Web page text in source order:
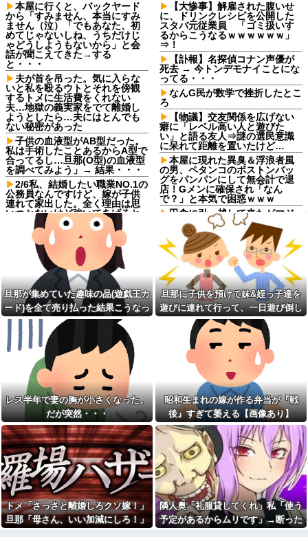
本屋に行くと、バックヤード
から「すみません、本当にすみ
ません（泣）「でもあなた、初
めてじゃないしね、うちだけじ
ゃどうしようもないから」と会
話が聞こえてきた→する
と・・・
夫が首を吊った。気に入らな
いと私を殴るウトとそれを傍観
するトメに生活費をくれない
夫…地獄の義実家をでて離婚し
ようとしたら…夫にはとんでも
ない秘密があった
子供の血液型がAB型だった。
私は手術したことあるからA型で
合ってるし…旦那(O型)の血液型
を調べてみよう」→ 結果・・・
2/6私、結婚したい職業NO.1の
公務員なんですけど、嫁が子供
連れて家出した。全く理由は思
いつかないけど強いてあげると
すれば母のせいかもしれない。
嫁のせいでアトピー悪化しそう
スーパーで小エビの天ぷら
（１２尾入り４８０円）を買っ
た。レジ係の人「５７６０円で
す」私「えっ！？間違いじゃな
いですか？」レジ「いや、４８...
ミスドで隣の席の女性二人の
会話が聞こえてきた。その内容
が、旦那と離婚したくてでっち
上げのDV証拠を...
出された物を食べずに文句ば
っかりの子供にうんざり。もう
毎日冷凍チャーハンとコーンフ
レークでいいかな？
【画像】居酒屋さん、6人で長
居して会計4939円しか使わない
客にお気持ち表明してしまう←
コレどっちが悪いん
や？？？？？？
イーロン・マスク「中国のロ
ボットはデタラメで遠隔操作し
てるだけ」
【超朗報】スクールドッグを
導入した学校、不登校が激減
→JK「犬のために学校行きたく
なる」
【画像】森高千里(55) 「ミニ
【大惨事】解雇された腹いせ
に、ドリンクレシピを公開した
スタバ元従業員 「ゴミ扱いす
るからこうなるｗｗｗｗｗｗ」
⇒！
【訃報】名探偵コナン声優が
死去 → 今トンデモナイことにな
ってる・・・
なんG民が数学で挫折したとこ
ろ
【物議】交友関係を広げない
癖に「レベル高い人と遊びた
い」と語る友人⇒謎の選民意識
に呆れて距離を置いたけど…
本屋に現れた異臭＆浮浪者風
の男、ペタンコのボストンバッ
グをパンパンにして無会計で退
店！Gメンに確保され「なん
で？」と本気で困惑ｗｗｗ
田舎に引っ越して来たがマジ
でなんもねえな
配送の仕事に入ってきた年配
女性。この人の運転が酷い。対
向避けの場所がところどころに
ある様な、見通しの悪いギリギ
リの村落の中の道を40〜50キロ
で走り抜ける
サークルの先輩方の子を次々
と妊娠。3回堕したせいか、結婚
してから子供は出来なかった。
【ウマ娘】ウマ娘バスト
TOP20他
私「そのマンガ面白い？」友
達「読めばわかるよ」→感想を
聞きたかっただけなのに話が噛
み合わなくて…
【腹筋崩壊】見た瞬間吹いた
画像を貼っていくスレｗｗｗｗ
彼女とイタリア旅行にいった
とき、ナイフを持った若者に囲
まれた。とっさの一言が予想外
の展開を呼ぶことになって…
ﾏｸﾄﾞでｷﾞｬﾙﾏﾏ軍団がｶﾞｷを放っ
て動物園。ワシ「自分らのママ
にもっと遊んで欲しいやん
な？」ｶﾞｷ「遊んでほしい」ワシ
「魔法の言葉があるよ」。結
果、阿鼻叫喚ww
【修羅場】父の浮気相手がま
旦那が集めていた趣味の品(遊戯王カ
ード)を全て売り払った結果こうなっ
た
旦那に子供を預けて妹&姪っ子達を
遊びに連れて行って、一日遊び倒し
た。すると、旦那と喧嘩になってし
まい...
レス半年で妻の胸が小さくなった。
だが突然・・・
昭和生まれの嫁が作る弁当が『戦
後』すぎて萎える【画像あり】
トメ「さっさと離婚しろクソ嫁！」
旦那「母さん、いい加減にしろ！」
隣人奥「礼服貸してくれ」私「使う
予定があるからムリです」→断った